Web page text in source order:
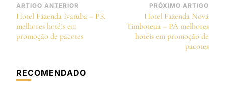
Navegação
de
post
ARTIGO ANTERIOR
Hotel Fazenda Ivatuba – PR
melhores hotéis em
promoção de pacotes
PRÓXIMO ARTIGO
Hotel Fazenda Nova
Timboteua – PA melhores
hotéis em promoção de
pacotes
RECOMENDADO